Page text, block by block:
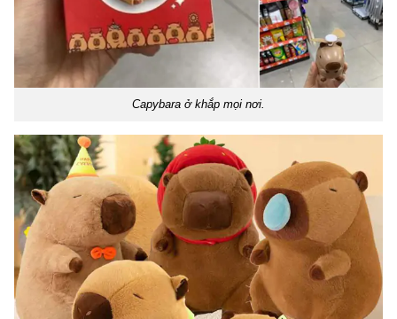
Capybara ở khắp mọi nơi.